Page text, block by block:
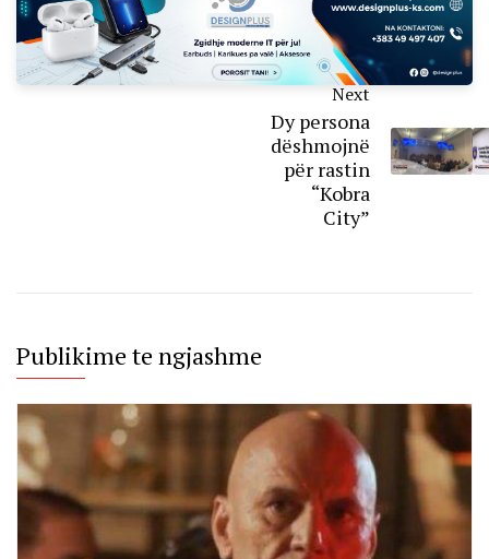
Next
Dy persona
dëshmojnë
për rastin
“Kobra
City”
Publikime te ngjashme